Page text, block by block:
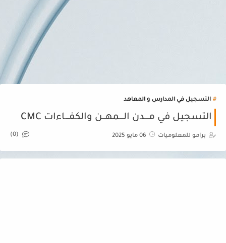
التسجيل في المدارس و المعاهد
التسجيل في مــــدن الــــمهـــن والكفــــاءات CMC
برامو للمعلوميات 06 مايو 2025 (0)